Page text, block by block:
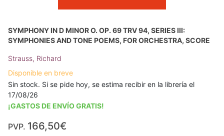
SYMPHONY IN D MINOR O. OP. 69 TRV 94, SERIES III:
SYMPHONIES AND TONE POEMS, FOR ORCHESTRA, SCORE
Strauss, Richard
Disponible en breve
Sin stock. Si se pide hoy, se estima recibir en la librería el
17/08/26
¡GASTOS DE ENVÍO GRATIS!
PVP. 166,50€